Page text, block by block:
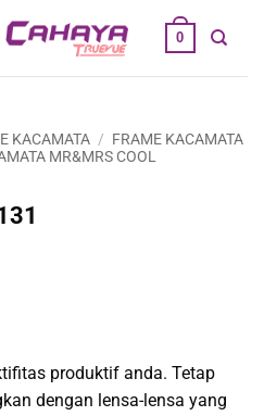
0
KACAMATA / FRAME KACAMATA
MR&MRS COOL
produktif anda. Tetap
dengan lensa-lensa yang